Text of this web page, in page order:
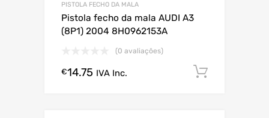
PISTOLA FECHO DA MALA
Pistola fecho da mala AUDI A3
(8P1) 2004 8H0962153A
(0 avaliações)
€14.75 IVA Inc.